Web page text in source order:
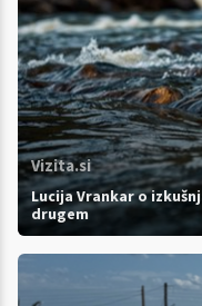
Vizita.si
Lucija Vrankar o
drugem